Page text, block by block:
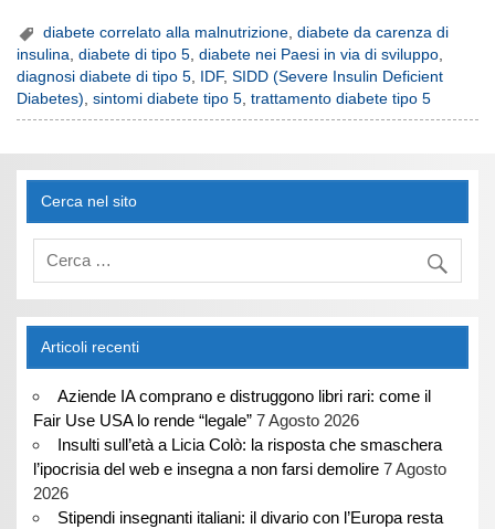
diabete correlato alla malnutrizione ,diabete da carenza di
insulina,diabete di tipo 5,diabete nei Paesi in via di sviluppo,
diagnosi diabete di tipo 5, IDF,SIDD (Severe Insulin Deficient
Diabetes),sintomi diabete tipo 5,trattamento diabete tipo 5
Cerca nel sito
Articoli recenti
Aziende IA comprano e distruggono libri rari: come il
Fair Use USA lo rende “legale” 7 Agosto 2026
Insulti sull’età a Licia Colò: la risposta che smaschera
l’ipocrisia del web e insegna a non farsi demolire 7 Agosto
2026
Stipendi insegnanti italiani: il divario con l’Europa resta